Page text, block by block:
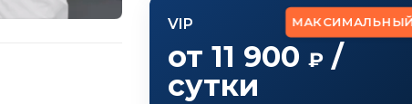
МАКСИМАЛЬНЫЙ
VIP
от 11 900 ₽/
сутки